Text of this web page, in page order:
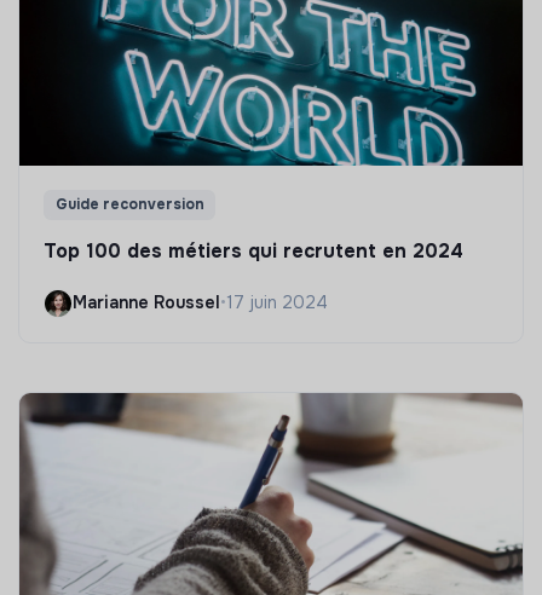
Guide reconversion
Top 100 des métiers qui recrutent en 2024
Marianne Roussel•17 juin 2024